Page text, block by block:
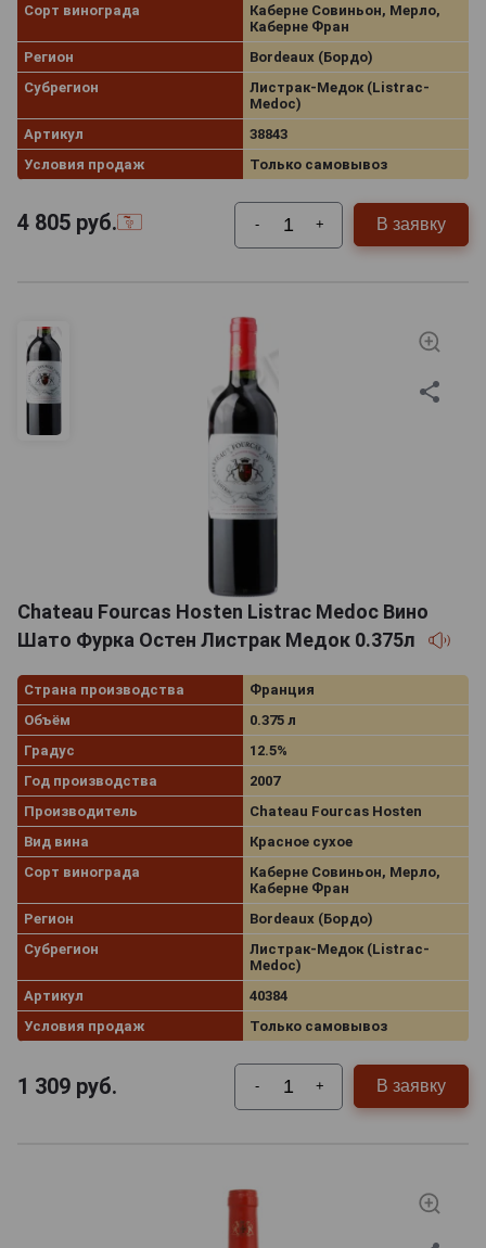
Сорт винограда
Каберне Совиньон, Мерло,
Каберне Фран
Регион
Bordeaux (Бордо)
Субрегион
Листрак-Медок (Listrac-
Medoc)
Артикул
38843
Условия продаж
Только самовывоз
4 805 руб. - + В заявку
Chateau Fourcas Hosten Listrac Medoc Вино
Шато Фурка Остен Листрак Медок 0.375л
Страна производства
Франция
Объём
0.375 л
Градус
12.5%
Год производства
2007
Производитель
Chateau Fourcas Hosten
Вид вина
Красное сухое
Сорт винограда
Каберне Совиньон, Мерло,
Каберне Фран
Регион
Bordeaux (Бордо)
Субрегион
Листрак-Медок (Listrac-
Medoc)
Артикул
40384
Условия продаж
Только самовывоз
1 309 руб. - + В заявку